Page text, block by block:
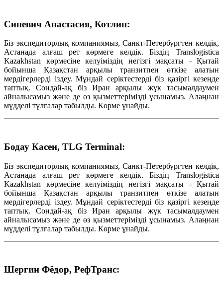
Синевич Анастасия, Котлин:
Біз экспедиторлық компаниямыз, Санкт-Петербургтен келдік,
Астанада алғаш рет көрмеге келдік. Біздің Translogistica
Kazakhstan көрмесіне келуіміздің негізгі мақсаты - Қытай
бойынша Қазақстан арқылы транзитпен өткізе алатын
мердігерлерді іздеу. Мұндай серіктестерді біз қазіргі кезеңде
таптық. Сондай-ақ біз Иран арқылы жүк тасымалдаумен
айналысамыз және де өз қызметтерімізді ұсынамыз. Алаңнан
мүдделі тұлғалар табылды. Көрме ұнайды.
Бодау Касен, TLG Terminal:
Біз экспедиторлық компаниямыз, Санкт-Петербургтен келдік,
Астанада алғаш рет көрмеге келдік. Біздің Translogistica
Kazakhstan көрмесіне келуіміздің негізгі мақсаты - Қытай
бойынша Қазақстан арқылы транзитпен өткізе алатын
мердігерлерді іздеу. Мұндай серіктестерді біз қазіргі кезеңде
таптық. Сондай-ақ біз Иран арқылы жүк тасымалдаумен
айналысамыз және де өз қызметтерімізді ұсынамыз. Алаңнан
мүдделі тұлғалар табылды. Көрме ұнайды.
Шергин Фёдор, РефТранс: